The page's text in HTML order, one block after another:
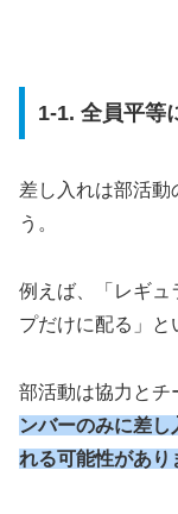
1-1. 全員平等
差し入れは部活動
う。
例えば、「レギュ
プだけに配る」と
部活動は協力とチ
ンバーのみに差
れる可能性があり